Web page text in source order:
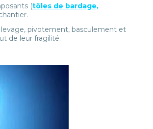
(tôles de bardage,
pivotement, basculement et
de leur fragilité.